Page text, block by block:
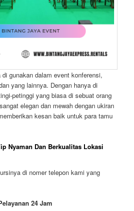
gunakan dalam event konferensi,
yang lainnya. Dengan hanya di
petinggi yang biasa di sebuat orang
elegan dan mewah dengan ukiran
kesan baik untuk para tamu
Nyaman Dan Berkualitas Lokasi
di nomer telepon kami yang
24 Jam